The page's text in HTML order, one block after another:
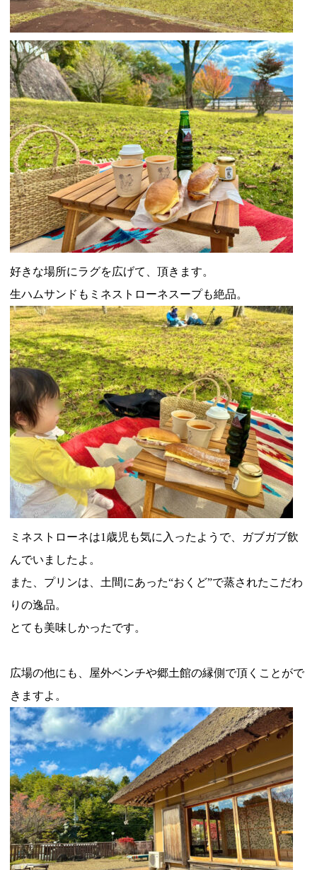
好きな場所にラグを広げて、頂きます。
生ハムサンドもミネストローネスープも絶品。
ミネストローネは1歳児も気に入ったようで、ガブガブ飲
んでいましたよ。
また、プリンは、土間にあった“おくど”で蒸されたこだわ
りの逸品。
とても美味しかったです。
広場の他にも、屋外ベンチや郷土館の縁側で頂くことがで
きますよ。